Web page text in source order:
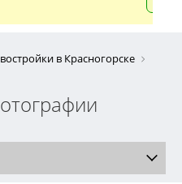
в Красногорске